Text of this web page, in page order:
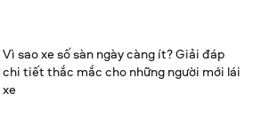
Vì sao xe số sàn ngày càng ít? Giải đáp
chi tiết thắc mắc cho những người mới lái
xe